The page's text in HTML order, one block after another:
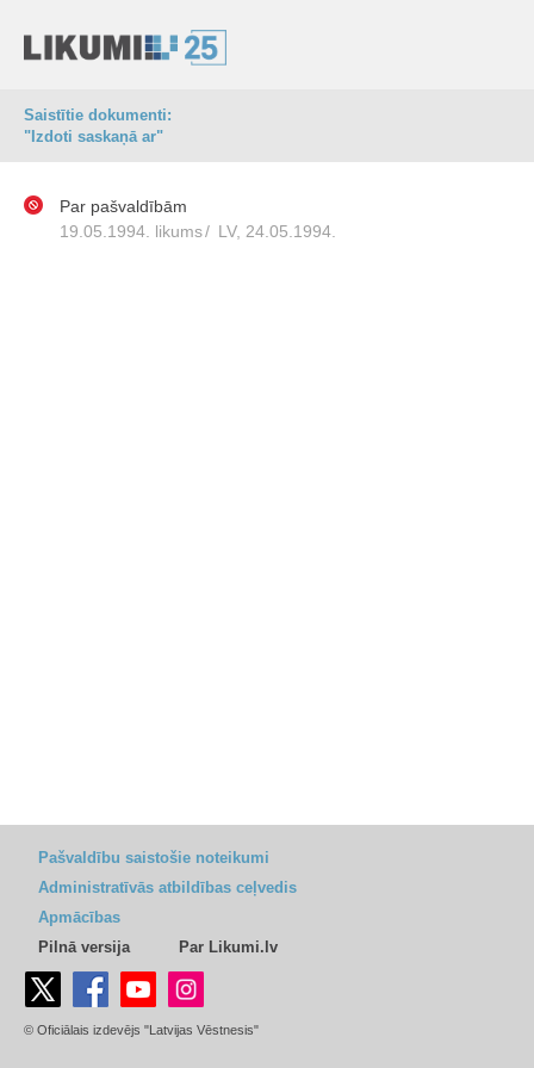
Saistītie dokumenti:
"Izdoti saskaņā ar"
Par pašvaldībām
19.05.1994. likums/ LV, 24.05.1994.
Pašvaldību saistošie noteikumi
Administratīvās atbildības ceļvedis
Apmācības
Pilnā versija
Par Likumi.lv
© Oficiālais izdevējs "Latvijas Vēstnesis"